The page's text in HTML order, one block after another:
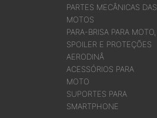
PARTES MECÂNICAS DAS
MOTOS
PARA-BRISA PARA MOTO,
SPOILER E PROTEÇÕES
AERODINÂ
ACESSÓRIOS PARA
MOTO
SUPORTES PARA
SMARTPHONE